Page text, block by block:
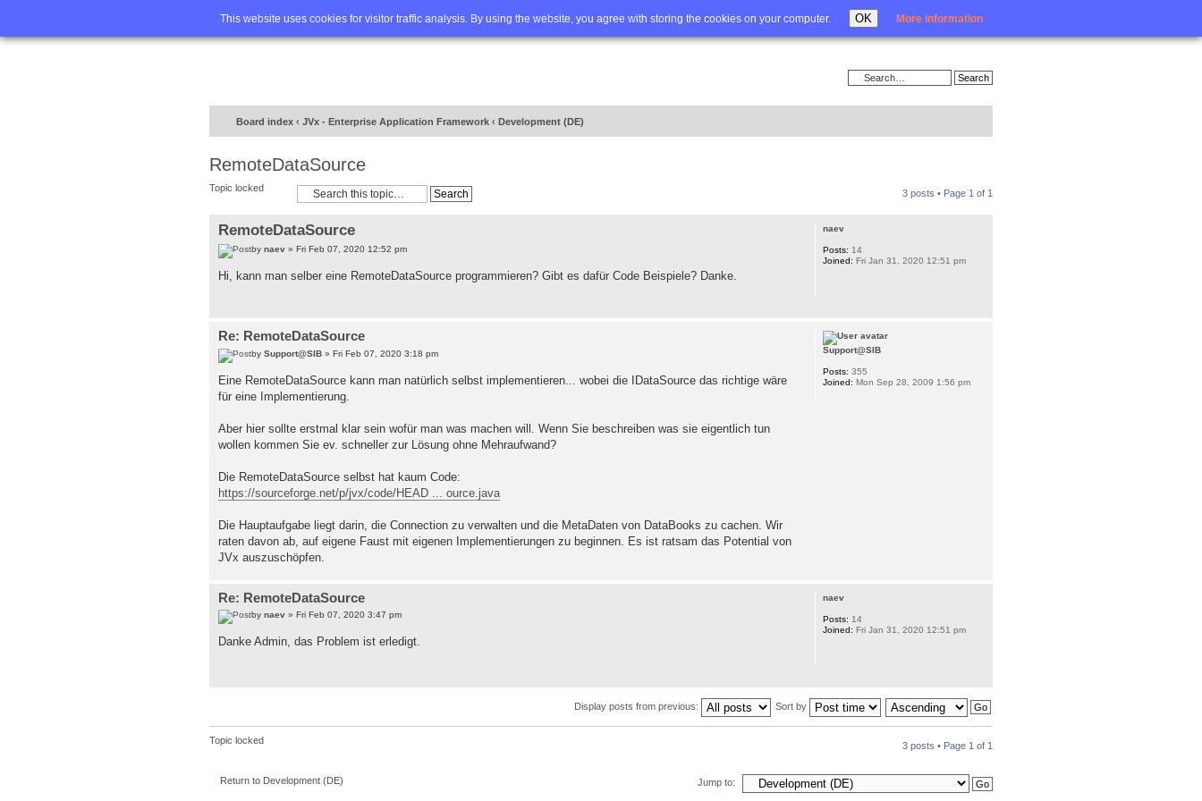
This website uses cookies for visitor traffic analysis. By using the website, you agree with storing the cookies on your computer. OK More information
Home FAQ Advanced search Login
Board index ‹ JVx - Enterprise Application Framework ‹ Development (DE)
RemoteDataSource
Topic locked 3 posts • Page 1 of 1
RemoteDataSource
by naev » Fri Feb 07, 2020 12:52 pm
Hi, kann man selber eine RemoteDataSource programmieren? Gibt es dafür Code Beispiele? Danke.
naev
Posts: 14
Joined: Fri Jan 31, 2020 12:51 pm
Re: RemoteDataSource
by Support@SIB » Fri Feb 07, 2020 3:18 pm
Eine RemoteDataSource kann man natürlich selbst implementieren... wobei die IDataSource das richtige wäre
für eine Implementierung.
Aber hier sollte erstmal klar sein wofür man was machen will. Wenn Sie beschreiben was sie eigentlich tun
wollen kommen Sie ev. schneller zur Lösung ohne Mehraufwand?
Die RemoteDataSource selbst hat kaum Code:
https://sourceforge.net/p/jvx/code/HEAD ... ource.java
Die Hauptaufgabe liegt darin, die Connection zu verwalten und die MetaDaten von DataBooks zu cachen. Wir
raten davon ab, auf eigene Faust mit eigenen Implementierungen zu beginnen. Es ist ratsam das Potential von
JVx auszuschöpfen.
Support@SIB
Posts: 355
Joined: Mon Sep 28, 2009 1:56 pm
Re: RemoteDataSource
by naev » Fri Feb 07, 2020 3:47 pm
Danke Admin, das Problem ist erledigt.
naev
Posts: 14
Joined: Fri Jan 31, 2020 12:51 pm
Display posts from previous: Sort by
Topic locked 3 posts • Page 1 of 1
Return to Development (DE) Jump to: